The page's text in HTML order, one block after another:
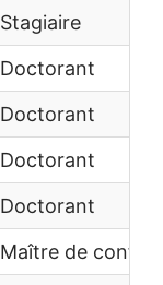
Stagiaire
Doctorant
Doctorant
Doctorant
Doctorant
Maître de